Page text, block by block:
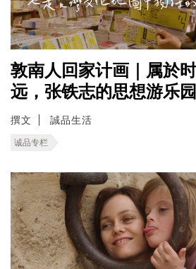
敦南人回家计画｜属於
远，张铁志的思想游乐园
撰文 誠品生活
诚品专栏